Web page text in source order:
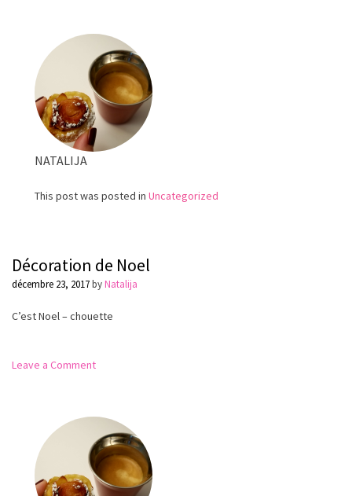
NATALIJA
This post was posted in Uncategorized
Décoration de Noel
décembre 23, 2017byNatalija
C’est Noel – chouette
Leave a Commenton